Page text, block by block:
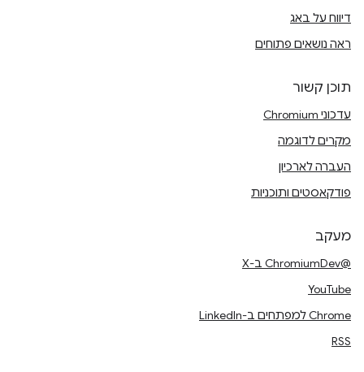
דיווח על באג
ראה נושאים פתוחים
תוכן קשור
עדכוני Chromium
מקרים לדוגמה
העברה לארכיון
פודקאסטים ותוכניות
מעקב
@ChromiumDev ב-X
YouTube
Chrome למפתחים ב-LinkedIn
RSS